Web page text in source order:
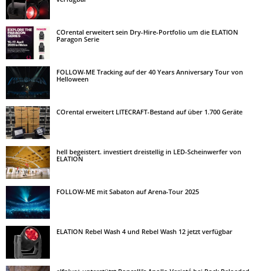
COrental erweitert sein Dry-Hire-Portfolio um die ELATION
Paragon Serie
FOLLOW-ME Tracking auf der 40 Years Anniversary Tour von
Helloween
COrental erweitert LITECRAFT-Bestand auf über 1.700 Geräte
hell begeistert. investiert dreistellig in LED-Scheinwerfer von
ELATION
FOLLOW-ME mit Sabaton auf Arena-Tour 2025
ELATION Rebel Wash 4 und Rebel Wash 12 jetzt verfügbar